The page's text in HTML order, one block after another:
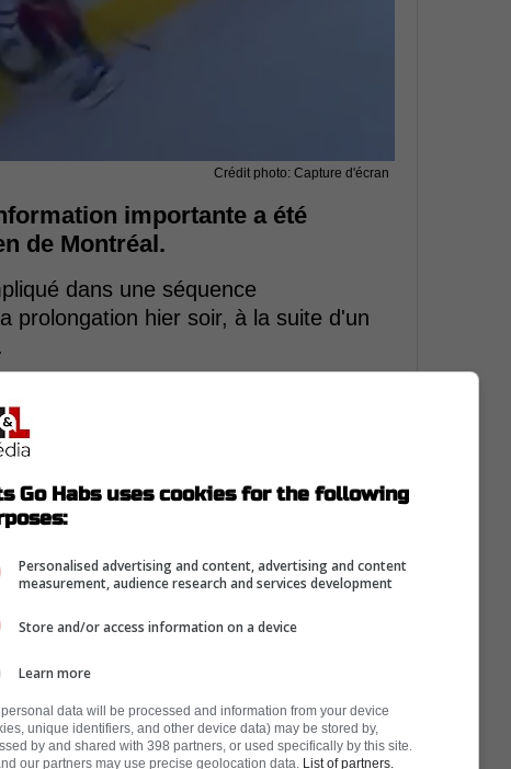
Crédit photo: Capture d'écran
importante a été
de Montréal.
dans une séquence
prolongation hier soir, à la suite d'un
.
sur le jeu. Il est resté au sol
sa présence sur la glace, mais les
à mettre son poids sur sa
Go Habs uses cookies for the following
Personalised advertising and content, advertising and content
measurement, audience research and services development
Store and/or access information on a device
Learn more
data will be processed and information from your device
unique identifiers, and other device data) may be stored by,
by and shared with 398 partners, or used specifically by this site.
our partners may use precise geolocation data. List of partners.